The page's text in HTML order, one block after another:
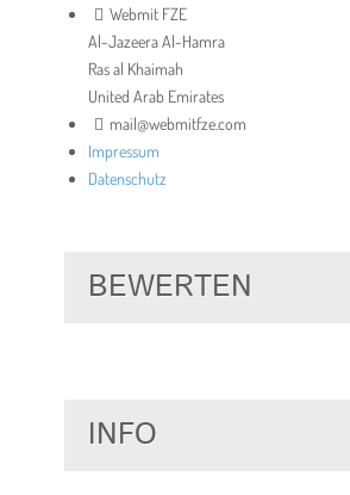
Webmit FZE
Al-Jazeera Al-Hamra
Ras al Khaimah
United Arab Emirates
mail@webmitfze.com
Impressum
Datenschutz
BEWERTEN
INFO